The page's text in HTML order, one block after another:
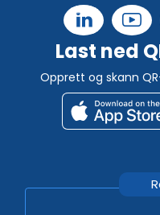
Last ned
Opprett og skann